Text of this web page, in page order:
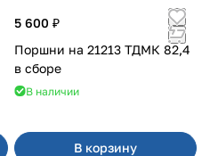
5 600 ₽
Поршни на 21213 ТДМК 82,4
в сборе
В наличии
В корзину